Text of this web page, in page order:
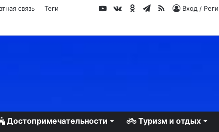
связь Теги Вход /
RSS
Telegram
Одноклассники
vk.com
YouTube
Достопримечательности Туризм и отдых